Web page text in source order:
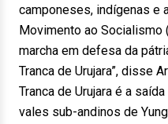
camponeses, indígenas e
Movimento ao Socialismo
marcha em defesa da
Tranca de Urujara”, disse
Tranca de Urujara é a
vales sub-andinos de